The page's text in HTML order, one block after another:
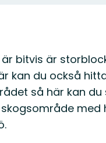
bitvis är
kan du också
så här kan
med